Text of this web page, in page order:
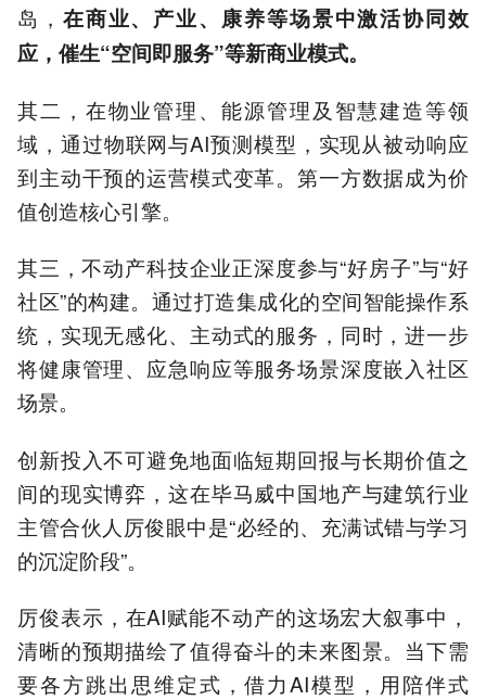
岛， 在商业、产业、康养等场景中激活协同效
应，催生“空间即服务”等新商业模式。
其二，在物业管理、能源管理及智慧建造等领
域，通过物联网与AI预测模型，实现从被动响应
到主动干预的运营模式变革。第一方数据成为价
值创造核心引擎。
其三，不动产科技企业正深度参与“好房子”与“好
社区”的构建。通过打造集成化的空间智能操作系
统，实现无感化、主动式的服务，同时，进一步
将健康管理、应急响应等服务场景深度嵌入社区
场景。
创新投入不可避免地面临短期回报与长期价值之
间的现实博弈，这在毕马威中国地产与建筑行业
主管合伙人厉俊眼中是“必经的、充满试错与学习
的沉淀阶段”。
厉俊表示，在AI赋能不动产的这场宏大叙事中，
清晰的预期描绘了值得奋斗的未来图景。当下需
要各方跳出思维定式，借力AI模型，用陪伴式